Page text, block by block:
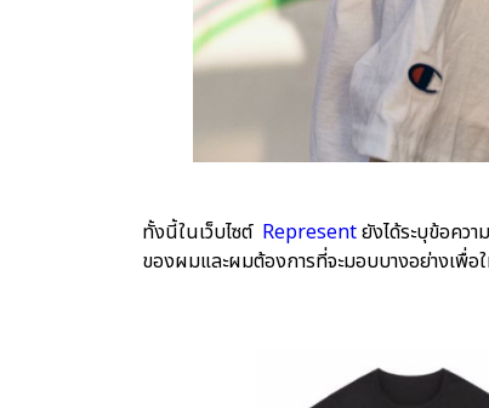
ทั้งนี้ในเว็บไซต์ Representยังได้ระบุข้อคว
ของผมและผมต้องการที่จะมอบบางอย่างเพื่